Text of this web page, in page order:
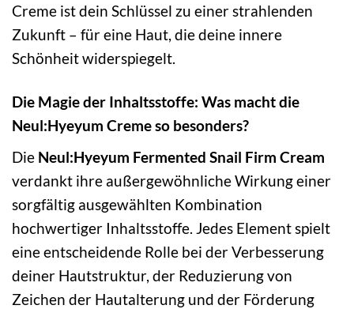
Creme ist dein Schlüssel zu einer strahlenden
Zukunft – für eine Haut, die deine innere
Schönheit widerspiegelt.
Die Magie der Inhaltsstoffe: Was macht die
Neul:Hyeyum Creme so besonders?
Die Neul:Hyeyum Fermented Snail Firm Cream
verdankt ihre außergewöhnliche Wirkung einer
sorgfältig ausgewählten Kombination
hochwertiger Inhaltsstoffe. Jedes Element spielt
eine entscheidende Rolle bei der Verbesserung
deiner Hautstruktur, der Reduzierung von
Zeichen der Hautalterung und der Förderung